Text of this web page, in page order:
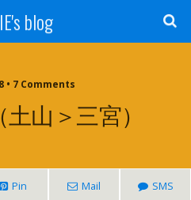
blog
• 7 Comments
山＞三宮）
Pin Mail SMS